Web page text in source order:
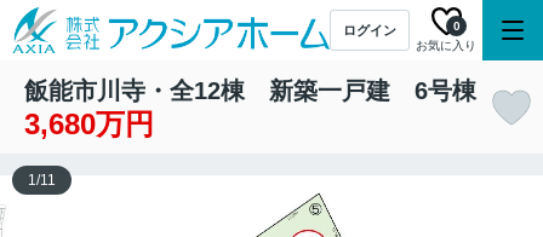
ログイン
お気に入り
0
飯能市川寺・全12棟 新築一戸建 6号棟
3,680万円
1/11